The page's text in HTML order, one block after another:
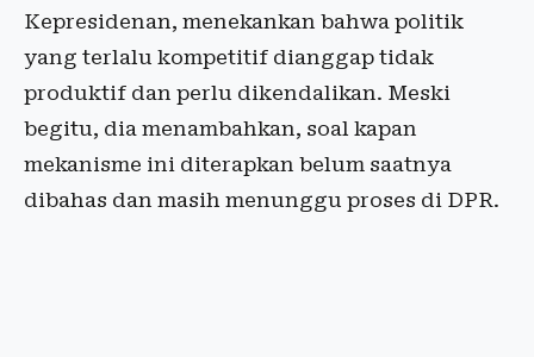
Kepresidenan, menekankan bahwa politik
yang terlalu kompetitif dianggap tidak
produktif dan perlu dikendalikan. Meski
begitu, dia menambahkan, soal kapan
mekanisme ini diterapkan belum saatnya
dibahas dan masih menunggu proses di DPR.